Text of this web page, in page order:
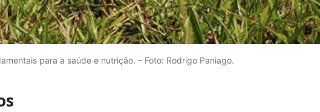
para a saúde e nutrição. – Foto: Rodrigo Paniago.